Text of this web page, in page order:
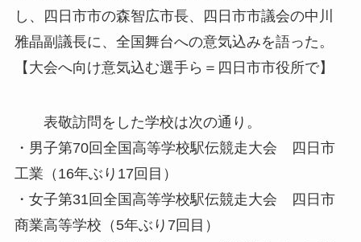
し、四日市市の森智広市長、四日市市議会の中川
雅晶副議長に、全国舞台への意気込みを語った。
【大会へ向け意気込む選手ら＝四日市市役所で】
表敬訪問をした学校は次の通り。
・男子第70回全国高等学校駅伝競走大会 四日市
工業（16年ぶり17回目）
・女子第31回全国高等学校駅伝競走大会 四日市
商業高等学校（5年ぶり7回目）